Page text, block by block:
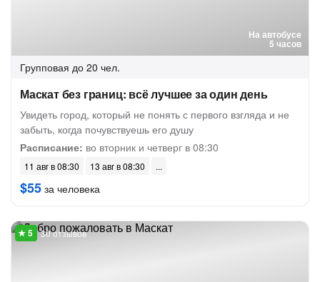
На автобусе
5 часов
Групповая до 20 чел.
Маскат без границ: всё лучшее за один день
Увидеть город, который не понять с первого взгляда и не
забыть, когда почувствуешь его душу
Расписание: во вторник и четверг в 08:30
11 авг в 08:30 13 авг в 08:30
$55 за человека
30 отзывов